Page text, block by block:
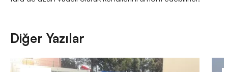
Diğer Yazılar